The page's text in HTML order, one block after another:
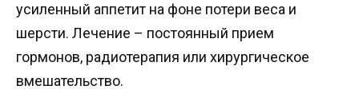
усиленный аппетит на фоне потери веса и
шерсти. Лечение – постоянный прием
гормонов, радиотерапия или хирургическое
вмешательство.